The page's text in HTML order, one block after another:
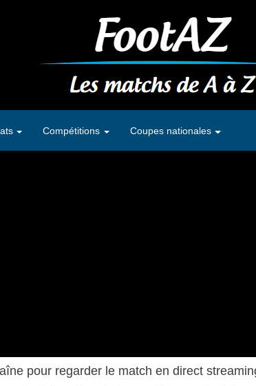
pour regarder le match en direct
Compétitions Coupes nationales